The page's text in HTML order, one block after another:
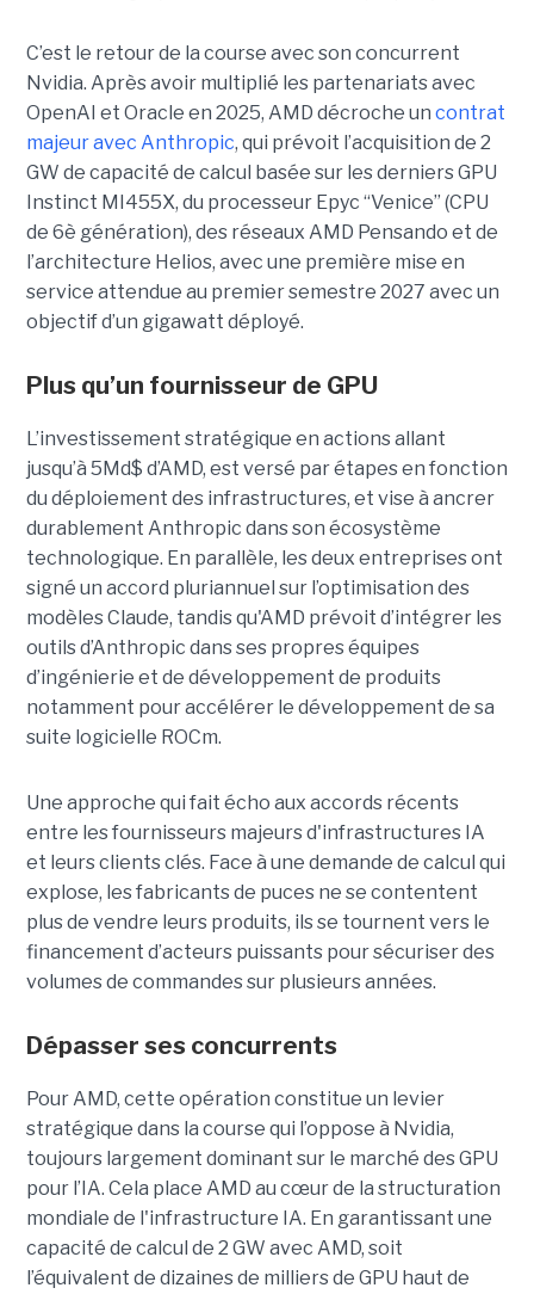
C’est le retour de la course avec son concurrent
Nvidia. Après avoir multiplié les partenariats avec
OpenAI et Oracle en 2025, AMD décroche un contrat
majeur avec Anthropic, qui prévoit l’acquisition de 2
GW de capacité de calcul basée sur les derniers GPU
Instinct MI455X, du processeur Epyc “Venice” (CPU
de 6è génération), des réseaux AMD Pensando et de
l’architecture Helios, avec une première mise en
service attendue au premier semestre 2027 avec un
objectif d’un gigawatt déployé.
Plus qu’un fournisseur de GPU
L’investissement stratégique en actions allant
jusqu’à 5Md$ d’AMD, est versé par étapes en fonction
du déploiement des infrastructures, et vise à ancrer
durablement Anthropic dans son écosystème
technologique. En parallèle, les deux entreprises ont
signé un accord pluriannuel sur l’optimisation des
modèles Claude, tandis qu'AMD prévoit d’intégrer les
outils d’Anthropic dans ses propres équipes
d’ingénierie et de développement de produits
notamment pour accélérer le développement de sa
suite logicielle ROCm.
Une approche qui fait écho aux accords récents
entre les fournisseurs majeurs d'infrastructures IA
et leurs clients clés. Face à une demande de calcul qui
explose, les fabricants de puces ne se contentent
plus de vendre leurs produits, ils se tournent vers le
financement d’acteurs puissants pour sécuriser des
volumes de commandes sur plusieurs années.
Dépasser ses concurrents
Pour AMD, cette opération constitue un levier
stratégique dans la course qui l’oppose à Nvidia,
toujours largement dominant sur le marché des GPU
pour l’IA. Cela place AMD au cœur de la structuration
mondiale de l'infrastructure IA. En garantissant une
capacité de calcul de 2 GW avec AMD, soit
l’équivalent de dizaines de milliers de GPU haut de